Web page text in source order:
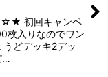
初回キャンペ
枚入りなのでワン
どデッキ2デッ
…